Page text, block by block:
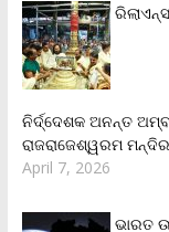
ନିର୍ଦ୍ଦେଶକ ଅନନ୍ତ
ରାଜରାଜେଶ୍ୱରମ
April 7, 2026
ଭାରତ